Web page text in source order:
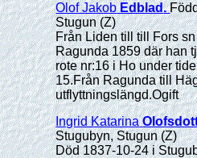
Olof Jakob Edblad.
Stugun (Z)
Från Liden till till Fors
Ragunda 1859 där han
rote nr:16 i Ho under
15.Från Ragunda till
utflyttningslängd.Ogift
Ingrid Katarina
Stugubyn, Stugun (Z)
Död 1837-10-24 i